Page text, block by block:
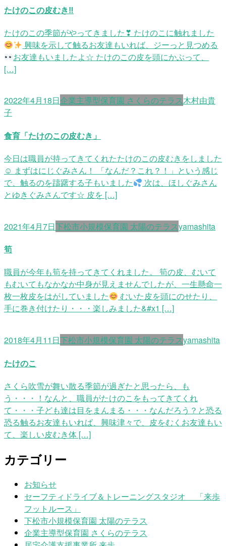
たけのこの皮むき‼
たけのこの季節がやってきました❣ たけのこに触れました
興味を示して触るお友達もいれば、ジーっと見つめる
お友達もいましたよ☆ たけのこの皮を頭にかぶって、
[…]
2022年4月18日企業主導型保育園 さくらのテラス木村由貴
子
食育「たけのこの皮むき」
今日は職員が持ってきてくれたたけのこの皮むきをしました
☺ まずはにじぐみさん！ 「なんだ？これ？！」という感じ
で、触るのを躊躇する子もいました
次は、ほしぐみさん
とゆきぐみさんです☆ 皮を […]
2021年4月7日下松市小規模保育園 太陽のテラスyamashita
筍
職員が今年も筍を持ってきてくれました。 筍の皮、むいて
もむいてもなかなか中身が見えませんでしたが、一生懸命一
枚一枚皮をはがしていました
むいた皮を頭にのせたり、
手に巻き付けたり・・・楽しみました&#x1 […]
2018年4月11日下松市小規模保育園 太陽のテラスyamashita
たけのこ
さくら吹雪が舞い散る季節が過ぎたと思ったら、も
う・・・！なんと、職員がたけのこをもってきてくれ
て・・・子ども達は目をまんまる・・・なんだろう？と恐る
恐る触るお友達もいれば、興味津々で、皮をむくお友達もい
て、楽しい皮むき体 […]
カテゴリー
お知らせ
セーフティドライブ＆トレーニングスタジオ 「来歩
フットルース」
下松市小規模保育園 太陽のテラス
企業主導型保育園 さくらのテラス